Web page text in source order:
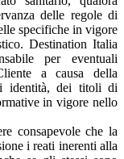
delle regole di
specifiche in vigore
Destination Italia
per eventuali
a causa della
identità, dei titoli di
in vigore nello
consapevole che la
i reati inerenti alla